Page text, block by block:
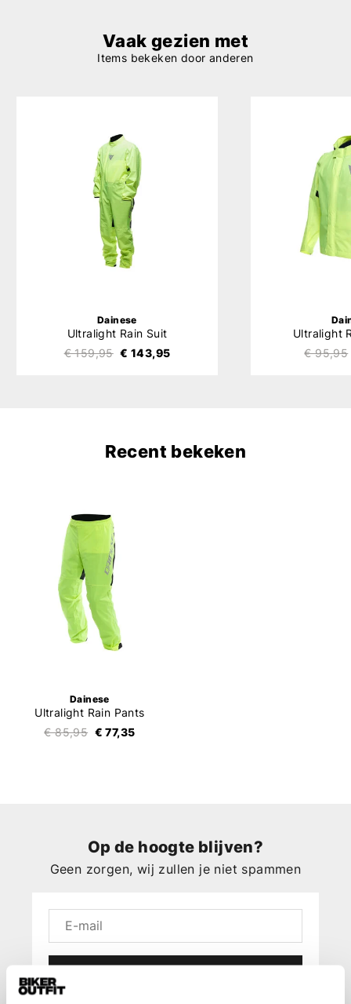
Vaak gezien met
Items bekeken door anderen
Dainese
Ultralight Rain Suit
€ 159,95 € 143,95
Ultralight
€ 95,95
Recent bekeken
Dainese
Ultralight Rain Pants
€ 85,95 € 77,35
Op de hoogte blijven?
Geen zorgen, wij zullen je niet spammen